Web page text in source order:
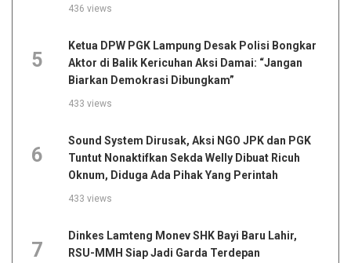
436 views
5
Ketua DPW PGK Lampung Desak Polisi Bongkar
Aktor di Balik Kericuhan Aksi Damai: “Jangan
Biarkan Demokrasi Dibungkam”
433 views
6
Sound System Dirusak, Aksi NGO JPK dan PGK
Tuntut Nonaktifkan Sekda Welly Dibuat Ricuh
Oknum, Diduga Ada Pihak Yang Perintah
433 views
7
Dinkes Lamteng Monev SHK Bayi Baru Lahir,
RSU-MMH Siap Jadi Garda Terdepan